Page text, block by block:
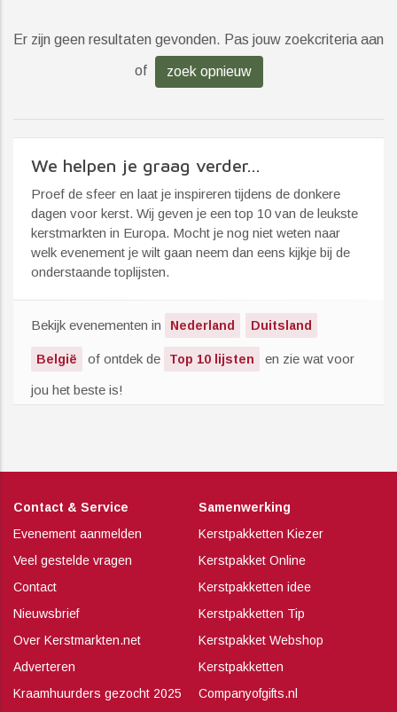
Er zijn geen resultaten gevonden. Pas jouw zoekcriteria aan
of zoek opnieuw
We helpen je graag verder...
Proef de sfeer en laat je inspireren tijdens de donkere
dagen voor kerst. Wij geven je een top 10 van de leukste
kerstmarkten in Europa. Mocht je nog niet weten naar
welk evenement je wilt gaan neem dan eens kijkje bij de
onderstaande toplijsten.
Bekijk evenementen in Nederland Duitsland
België of ontdek de Top 10 lijsten en zie wat voor
jou het beste is!
Contact & Service
Evenement aanmelden
Veel gestelde vragen
Contact
Nieuwsbrief
Over Kerstmarkten.net
Adverteren
Kraamhuurders gezocht 2025
Samenwerking
Kerstpakketten Kiezer
Kerstpakket Online
Kerstpakketten idee
Kerstpakketten Tip
Kerstpakket Webshop
Kerstpakketten
Companyofgifts.nl